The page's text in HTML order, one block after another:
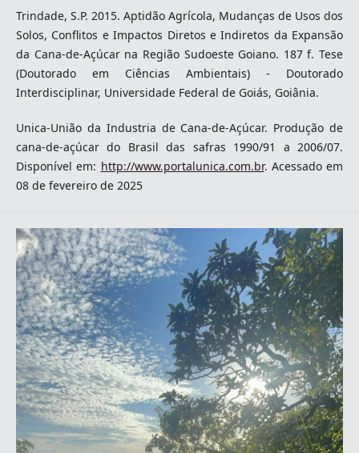
Trindade, S.P. 2015. Aptidão Agrícola, Mudanças de Usos dos
Solos, Conflitos e Impactos Diretos e Indiretos da Expansão
da Cana-de-Açúcar na Região Sudoeste Goiano. 187 f. Tese
(Doutorado em Ciências Ambientais) - Doutorado
Interdisciplinar, Universidade Federal de Goiás, Goiânia.
Unica-União da Industria de Cana-de-Açúcar. Produção de
cana-de-açúcar do Brasil das safras 1990/91 a 2006/07.
Disponível em: http://www.portalunica.com.br. Acessado em
08 de fevereiro de 2025